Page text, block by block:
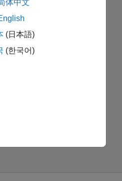
体中文
(日本語)
(한국어)